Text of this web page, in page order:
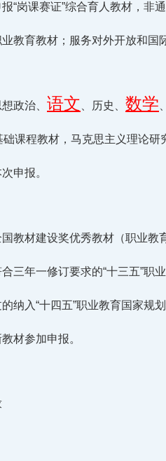
报“岗课赛证”综合育人教材，非
教育教材；服务对外开放和国
政治、 语文 、历史、 数学
课程教材，马克思主义理论
申报。
国教材建设奖优秀教材（职业教
三年一修订要求的“十三五”职
纳入“十四五”职业教育国家规
材参加申报。